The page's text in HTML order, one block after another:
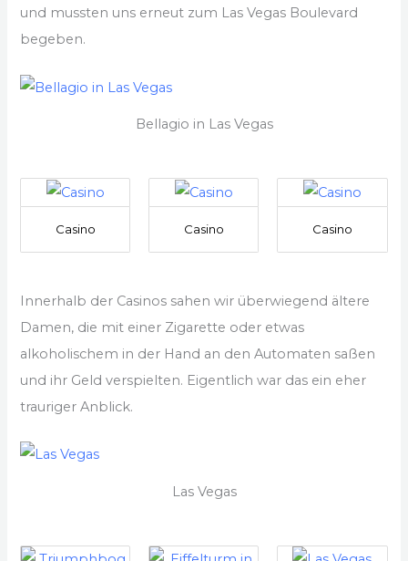
und mussten uns erneut zum Las Vegas Boulevard
begeben.
Bellagio in Las Vegas
Casino Casino Casino
Innerhalb der Casinos sahen wir überwiegend ältere
Damen, die mit einer Zigarette oder etwas
alkoholischem in der Hand an den Automaten saßen
und ihr Geld verspielten. Eigentlich war das ein eher
trauriger Anblick.
Las Vegas